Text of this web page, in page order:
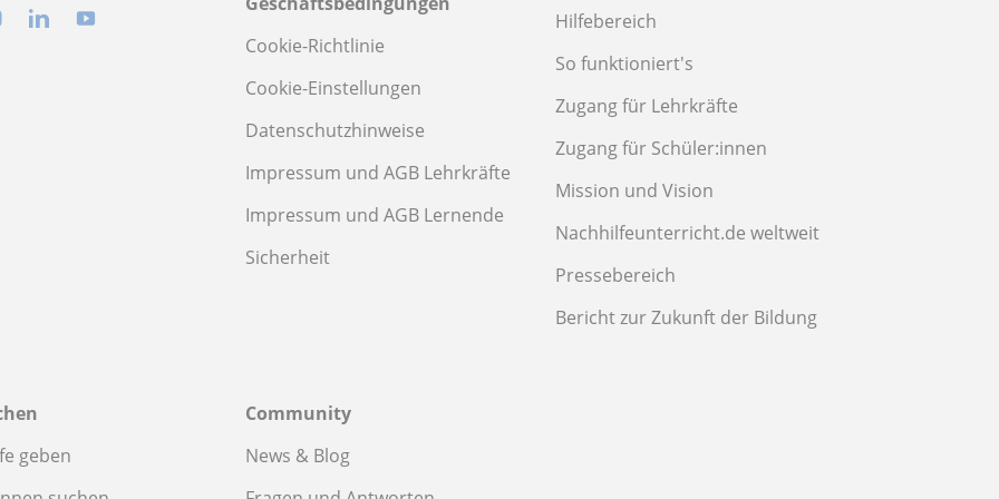
Cookie-Richtlinie
Cookie-Einstellungen
Datenschutzhinweise
Impressum und AGB Lehrkräfte
Impressum und AGB Lernende
Sicherheit
Hilfebereich
So funktioniert's
Zugang für Lehrkräfte
Zugang für Schüler:innen
Mission und Vision
Nachhilfeunterricht.de weltweit
Pressebereich
Bericht zur Zukunft der Bildung
geben
Community
News & Blog